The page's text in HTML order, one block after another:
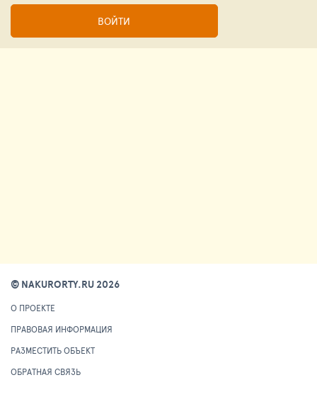
ВОЙТИ
© NAKURORTY.RU 2026
О ПРОЕКТЕ
ПРАВОВАЯ ИНФОРМАЦИЯ
РАЗМЕСТИТЬ ОБЪЕКТ
ОБРАТНАЯ СВЯЗЬ